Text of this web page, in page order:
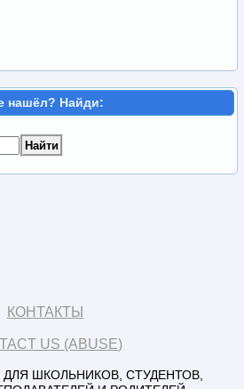
нашёл? Найди:
КОНТАКТЫ
US (ABUSE)
ДЛЯ ШКОЛЬНИКОВ, СТУДЕНТОВ,